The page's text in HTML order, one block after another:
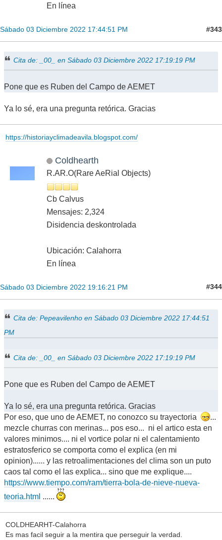
En línea
Sábado 03 Diciembre 2022 17:44:51 PM #343
Cita de: _00_ en Sábado 03 Diciembre 2022 17:19:19 PM
Pone que es Ruben del Campo de AEMET
Ya lo sé, era una pregunta retórica. Gracias
https://historiayclimadeavila.blogspot.com/
Coldhearth
R.AR.O(Rare AeRial Objects)
Cb Calvus
Mensajes: 2,324
Disidencia deskontrolada
Ubicación: Calahorra
En línea
Sábado 03 Diciembre 2022 19:16:21 PM #344
Cita de: Pepeavilenho en Sábado 03 Diciembre 2022 17:44:51
PM
Cita de: _00_ en Sábado 03 Diciembre 2022 17:19:19 PM
Pone que es Ruben del Campo de AEMET
Ya lo sé, era una pregunta retórica. Gracias
Por eso, que uno de AEMET, no conozco su trayectoria
...
mezcle churras con merinas... pos eso... ni el artico esta en
valores minimos.... ni el vortice polar ni el calentamiento
estratosferico se comporta como el explica (en mi
opinion)...... y las retroalimentaciones del clima son un puto
caos tal como el las explica... sino que me explique....
https://www.tiempo.com/ram/tierra-bola-de-nieve-nueva-
teoria.html ......
COLDHEARHT-Calahorra
Es mas facil seguir a la mentira que perseguir la verdad.